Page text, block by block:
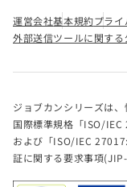
運営会社基本規約プラ
外部送信ツールに関する
ジョブカンシリーズは
国際標準規格「ISO/
および「ISO/IEC
証に関する要求事項